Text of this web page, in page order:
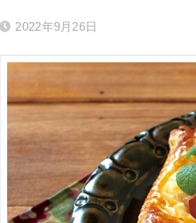
2022年9月26日